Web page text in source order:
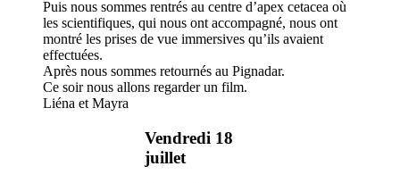
Puis nous sommes rentrés au centre d’apex cetacea où
les scientifiques, qui nous ont accompagné, nous ont
montré les prises de vue immersives qu’ils avaient
effectuées.
Après nous sommes retournés au Pignadar.
Ce soir nous allons regarder un film.
Liéna et Mayra
Vendredi 18
juillet